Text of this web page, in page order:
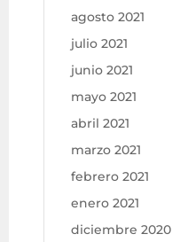
agosto 2021
julio 2021
junio 2021
mayo 2021
abril 2021
marzo 2021
febrero 2021
enero 2021
diciembre 2020